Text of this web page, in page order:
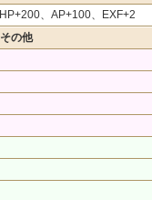
HP+200、AP+100、EXF+2
その他